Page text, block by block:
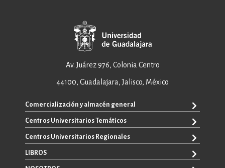
Av. Juárez 976, Colonia Centro
44100, Guadalajara, Jalisco, México
Comercialización y almacén general
+52 33 3640 6326
+52 33 3640 4595
ventas@editorial.udg.mx
Centros Universitarios Temáticos
CUAAD
CUCEA
Centros Universitarios Regionales
CUALTOS
LIBROS